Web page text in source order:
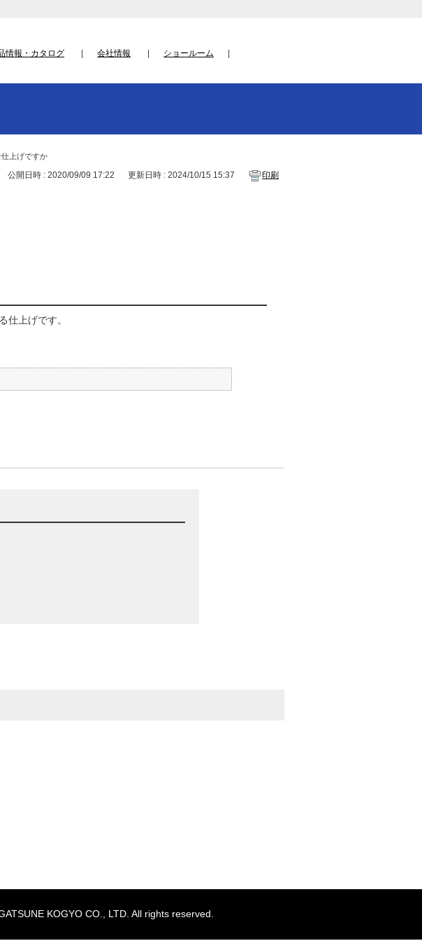
情報・カタログ 会社情報 ショールーム
上げですか
公開日時 : 2020/09/09 17:22 更新日時 : 2024/10/15 15:37 印刷
仕上げです。
KOGYO CO., LTD. All rights reserved.